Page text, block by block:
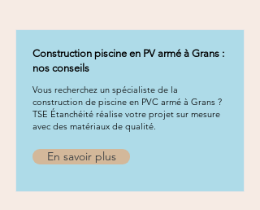
Construction piscine en PV armé à Grans :
nos conseils
Vous recherchez un spécialiste de la
construction de piscine en PVC armé à Grans ?
TSE Étanchéité réalise votre projet sur mesure
avec des matériaux de qualité.
En savoir plus